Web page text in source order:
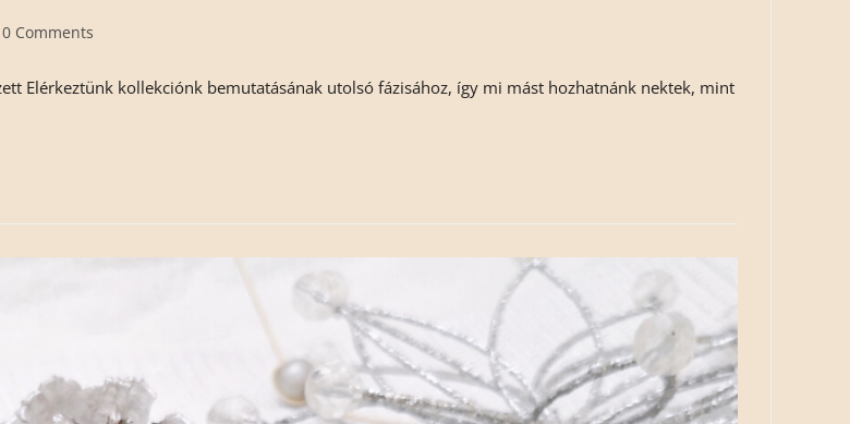
0 Comments
Elérkeztünk kollekciónk bemutatásának utolsó fázisához, így mi mást hozhatnánk nektek, mint